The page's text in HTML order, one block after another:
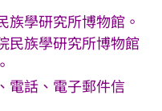
族學研究所博物館。
民族學研究所博物館
電話、電子郵件信